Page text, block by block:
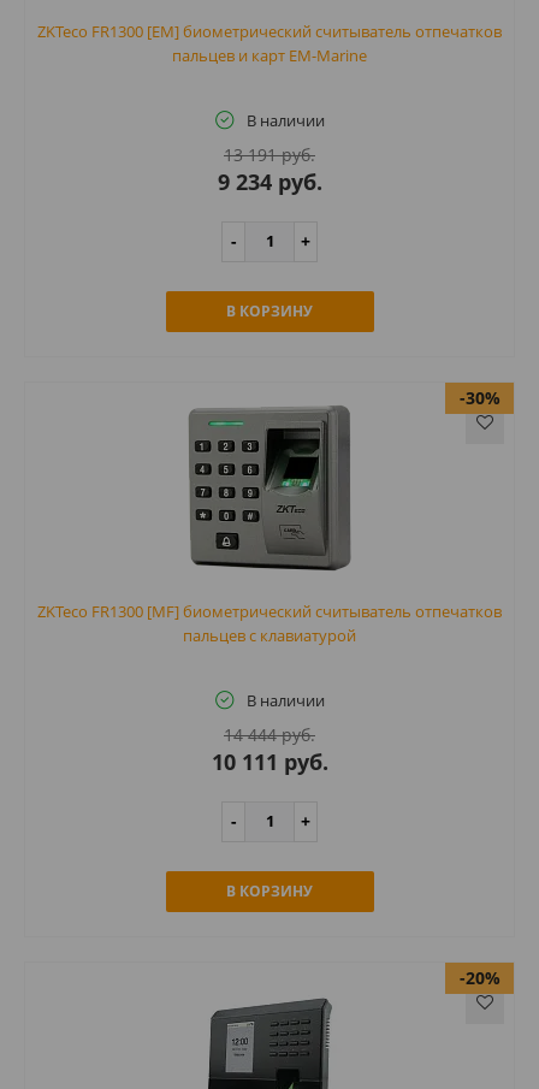
ZKTeco FR1300 [EM] биометрический считыватель отпечатков
пальцев и карт EM-Marine
В наличии
13 191 руб.
9 234 руб.
В КОРЗИНУ
ZKTeco FR1300 [MF] биометрический считыватель отпечатков
пальцев с клавиатурой
В наличии
-30%
14 444 руб.
10 111 руб.
В КОРЗИНУ
-20%